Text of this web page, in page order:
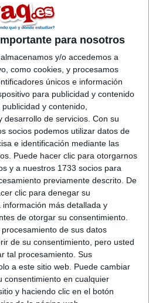
para nosotros
almacenamos y/o accedemos a
como cookies, y procesamos
únicos e información
para publicidad y contenido
y contenido,
desarrollo de servicios. Con su
socios podemos utilizar datos de
e identificación mediante las
Puede hacer clic para otorgarnos
y a nuestros 1733 socios para
previamente descrito. De
clic para denegar su
más detallada y
de otorgar su consentimiento.
de sus datos
de su consentimiento, pero usted
tal procesamiento. Sus
a este sitio web. Puede cambiar
consentimiento en cualquier
y haciendo clic en el botón
Universidad - Qué
para poder ser admitido
fechas, formularios